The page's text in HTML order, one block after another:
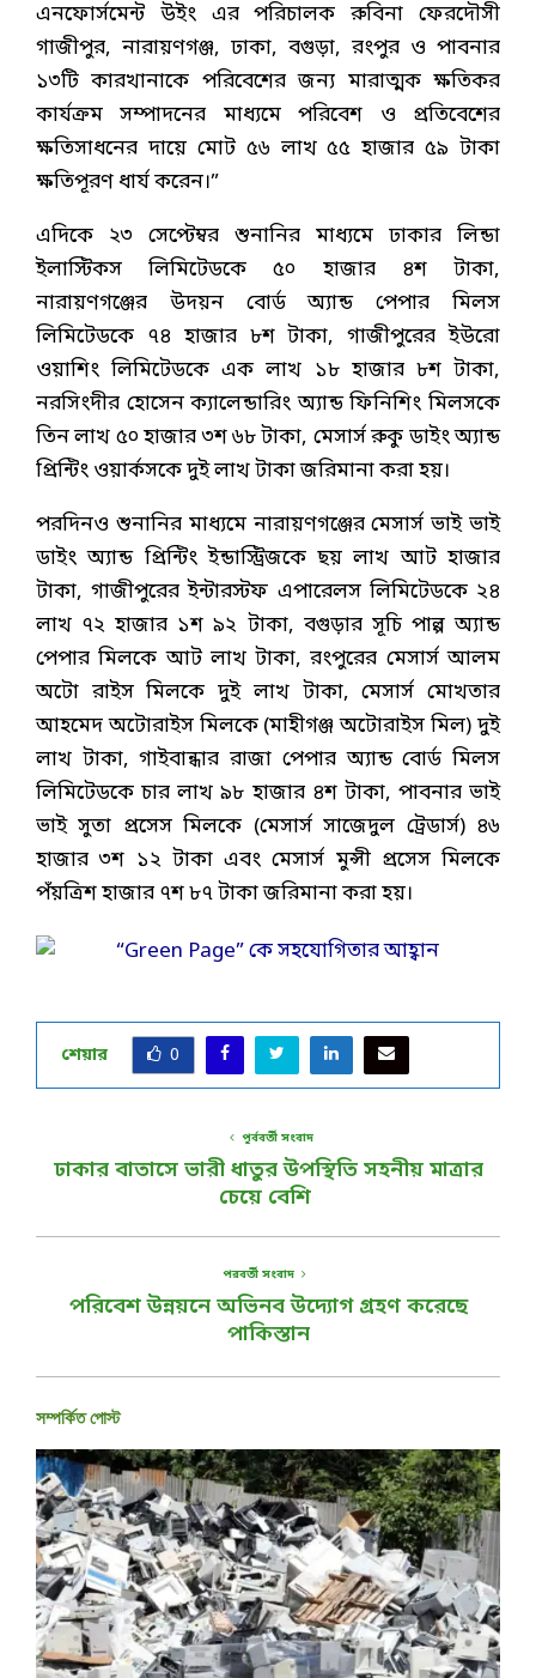
এনফোর্সমেন্ট উইং এর পরিচালক রুবিনা ফেরদৌসী
গাজীপুর, নারায়ণগঞ্জ, ঢাকা, বগুড়া, রংপুর ও পাবনার
১৩টি কারখানাকে পরিবেশের জন্য মারাত্মক ক্ষতিকর
কার্যক্রম সম্পাদনের মাধ্যমে পরিবেশ ও প্রতিবেশের
ক্ষতিসাধনের দায়ে মোট ৫৬ লাখ ৫৫ হাজার ৫৯ টাকা
ক্ষতিপূরণ ধার্য করেন।”
এদিকে ২৩ সেপ্টেম্বর শুনানির মাধ্যমে ঢাকার লিন্ডা
ইলাস্টিকস লিমিটেডকে ৫০ হাজার ৪শ টাকা,
নারায়ণগঞ্জের উদয়ন বোর্ড অ্যান্ড পেপার মিলস
লিমিটেডকে ৭৪ হাজার ৮শ টাকা, গাজীপুরের ইউরো
ওয়াশিং লিমিটেডকে এক লাখ ১৮ হাজার ৮শ টাকা,
নরসিংদীর হোসেন ক্যালেন্ডারিং অ্যান্ড ফিনিশিং মিলসকে
তিন লাখ ৫০ হাজার ৩শ ৬৮ টাকা, মেসার্স রুকু ডাইং অ্যান্ড
প্রিন্টিং ওয়ার্কসকে দুই লাখ টাকা জরিমানা করা হয়।
পরদিনও শুনানির মাধ্যমে নারায়ণগঞ্জের মেসার্স ভাই ভাই
ডাইং অ্যান্ড প্রিন্টিং ইন্ডাস্ট্রিজকে ছয় লাখ আট হাজার
টাকা, গাজীপুরের ইন্টারস্টফ এপারেলস লিমিটেডকে ২৪
লাখ ৭২ হাজার ১শ ৯২ টাকা, বগুড়ার সূচি পাল্প অ্যান্ড
পেপার মিলকে আট লাখ টাকা, রংপুরের মেসার্স আলম
অটো রাইস মিলকে দুই লাখ টাকা, মেসার্স মোখতার
আহমেদ অটোরাইস মিলকে (মাহীগঞ্জ অটোরাইস মিল) দুই
লাখ টাকা, গাইবান্ধার রাজা পেপার অ্যান্ড বোর্ড মিলস
লিমিটেডকে চার লাখ ৯৮ হাজার ৪শ টাকা, পাবনার ভাই
ভাই সুতা প্রসেস মিলকে (মেসার্স সাজেদুল ট্রেডার্স) ৪৬
হাজার ৩শ ১২ টাকা এবং মেসার্স মুন্সী প্রসেস মিলকে
পঁয়ত্রিশ হাজার ৭শ ৮৭ টাকা জরিমানা করা হয়।
শেয়ার 0
পূর্ববর্তী সংবাদ
ঢাকার বাতাসে ভারী ধাতুর উপস্থিতি সহনীয় মাত্রার
চেয়ে বেশি
পরবর্তী সংবাদ
পরিবেশ উন্নয়নে অভিনব উদ্যোগ গ্রহণ করেছে
পাকিস্তান
সম্পর্কিত পোস্ট